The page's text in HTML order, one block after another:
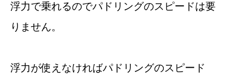
浮力で乗れるのでパドリングのスピードは要
りません。
浮力が使えなければパドリングのスピード